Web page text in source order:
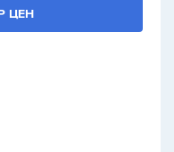
ЦЕН